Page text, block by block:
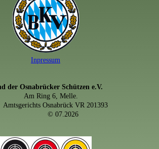
Inpressum
der Osnabrücker Schützen e.V.
Ring 6, Melle.
Osnabrück VR 201393
© 07.2026